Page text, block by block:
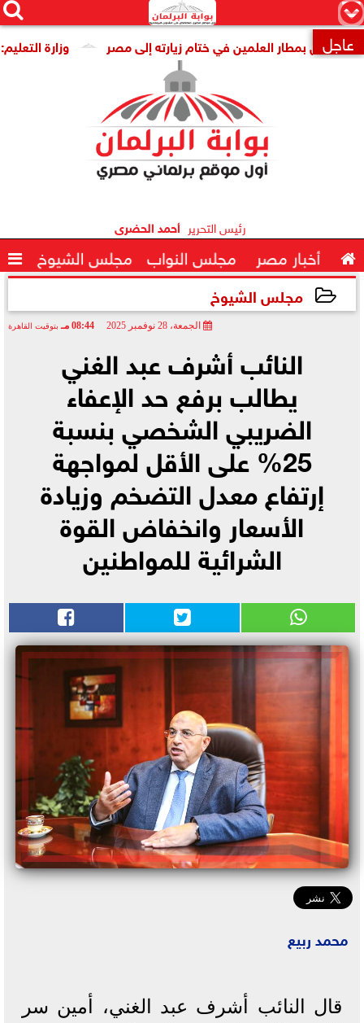
×


 عاجل وزارة التعليم: بمطار العلمين في ختام زيارته إلى مصر
رئيس التحرير أحمد الحضرى
 أخبار مصر مجلس النواب مجلس الشيوخ 
مجلس الشيوخ
الجمعة، 28 نوفمبر 2025 08:44 مـ بتوقيت القاهرة
النائب أشرف عبد الغني
يطالب برفع حد الإعفاء
الضريبي الشخصي بنسبة
25% على الأقل لمواجهة
إرتفاع معدل التضخم وزيادة
الأسعار وانخفاض القوة
الشرائية للمواطنين
محمد ربيع
قال النائب أشرف عبد الغني، أمين سر